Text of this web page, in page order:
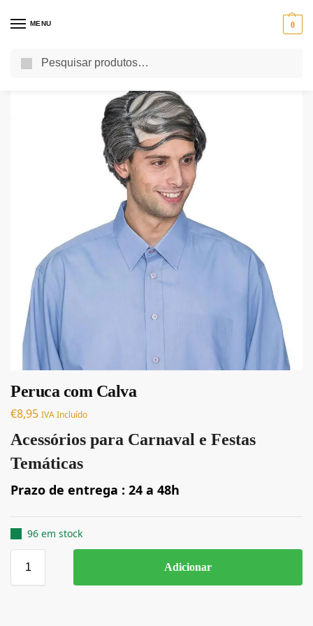
MENU 0
Acessórios para Disfarces
Peruca com Calva
€8,95 IVA Incluído
Acessórios para Carnaval e Festas
Temáticas
Prazo de entrega : 24 a 48h
96 em stock
Adicionar